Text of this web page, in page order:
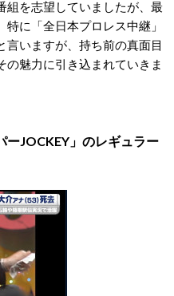
組を志望していましたが、最
に「全日本プロレス中継」
言いますが、持ち前の真面目
の魅力に引き込まれていきま
JOCKEY」のレギュラー